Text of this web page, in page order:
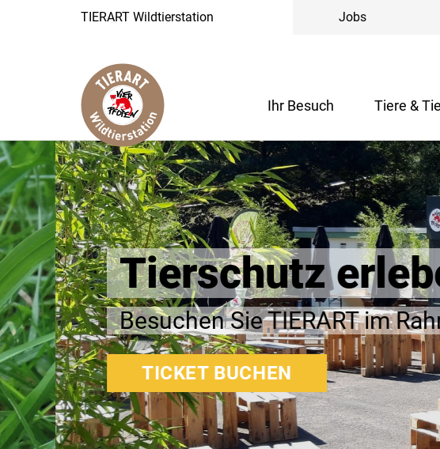
TIERART Wildtierstation Jobs
Ihr Besuch Tiere &
Tierschutz erleben
Besuchen Sie TIERART im
TICKET BUCHEN